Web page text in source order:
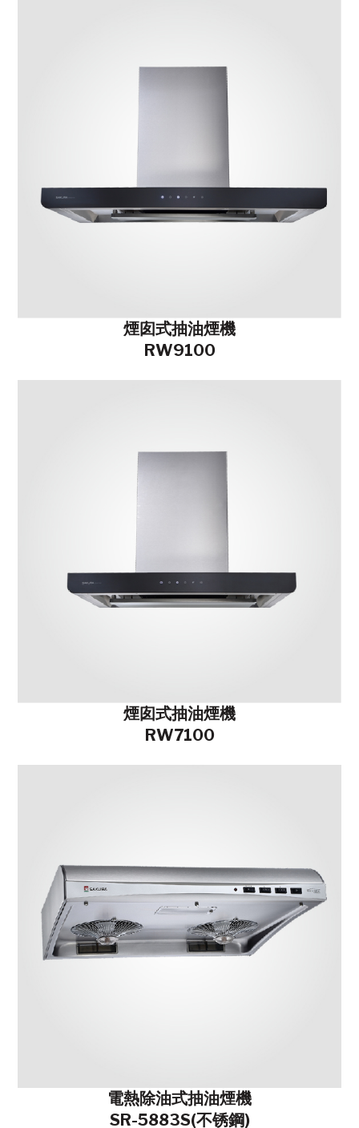
煙囱式抽油煙機
RW9100
煙囱式抽油煙機
RW7100
電熱除油式抽油煙機
SR-5883S(不锈鋼)